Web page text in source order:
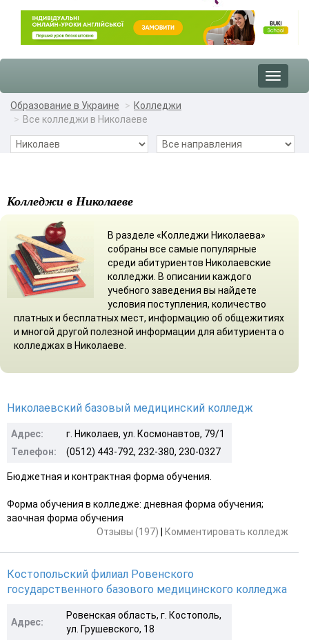
Toggle
Образование в Украине
Колледжи
Все колледжи в Николаеве
Колледжи в Николаеве
В разделе «Колледжи Николаева»
собраны все самые популярные
среди абитуриентов Николаевские
колледжи. В описании каждого
учебного заведения вы найдете
условия поступления, количество
платных и бесплатных мест, информацию об общежитиях
и многой другой полезной информации для абитуриента о
колледжах в Николаеве.
Николаевский базовый медицинский колледж
Адрес:
г. Николаев, ул. Космонавтов, 79/1
Телефон:
(0512) 443-792, 232-380, 230-0327
Бюджетная и контрактная форма обучения.
Форма обучения в колледже: дневная форма обучения;
заочная форма обучения
Отзывы (197)
Комментировать колледж
Костопольский филиал Ровенского
государственного базового медицинского колледжа
Адрес:
Ровенская область, г. Костополь,
ул. Грушевского, 18